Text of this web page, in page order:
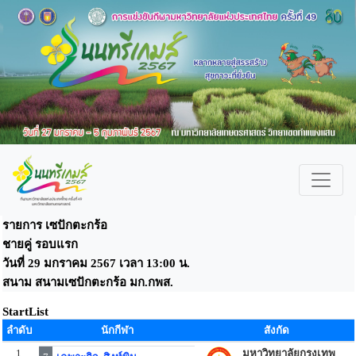
รายการ เซปักตะกร้อ
ชายคู่ รอบแรก
วันที่ 29 มกราคม 2567 เวลา 13:00 น.
สนาม สนามเซปักตะกร้อ มก.กพส.
StartList
ลำดับ นักกีฬา
สังกัด
1
มหาวิทยาลัยกรุงเทพ